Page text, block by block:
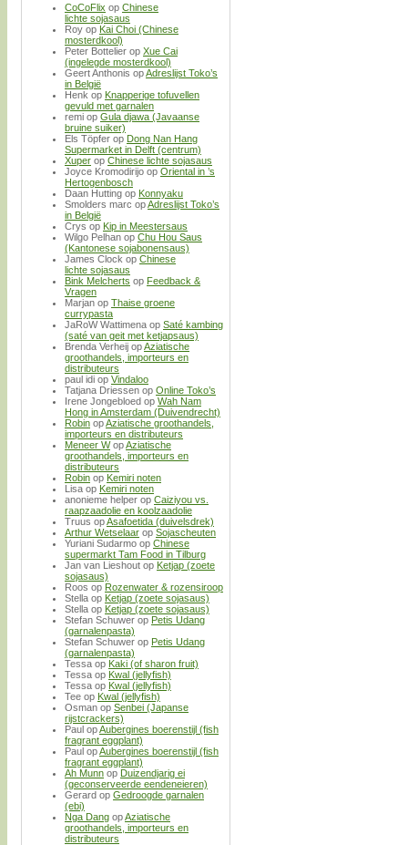
CoCoFlix op Chinese
lichte sojasaus
Roy op Kai Choi (Chinese
mosterdkool)
Peter Bottelier op Xue Cai
(ingelegde mosterdkool)
Geert Anthonis opAdreslijst Toko’s
in België
Henk op Knapperige tofuvellen
gevuld met garnalen
remi op Gula djawa (Javaanse
bruine suiker)
Els Töpfer op Dong Nan Hang
Supermarket in Delft (centrum)
Xuper op Chinese lichte sojasaus
Joyce Kromodirijo op Oriental in ’s
Hertogenbosch
Daan Hutting op Konnyaku
Smolders marc opAdreslijst Toko’s
in België
Crys op Kip in Meestersaus
Wilgo Pelhan op Chu Hou Saus
(Kantonese sojabonensaus)
James Clock op Chinese
lichte sojasaus
Bink Melcherts op Feedback &
Vragen
Marjan op Thaise groene
currypasta
JaRoW Wattimena op Saté kambing
(saté van geit met ketjapsaus)
Brenda Verheij opAziatische
groothandels, importeurs en
distributeurs
paul idi op Vindaloo
Tatjana Driessen op Online Toko’s
Irene Jongebloed op Wah Nam
Hong in Amsterdam (Duivendrecht)
Robin opAziatische groothandels,
importeurs en distributeurs
Meneer WopAziatische
groothandels, importeurs en
distributeurs
Robin op Kemiri noten
Lisa op Kemiri noten
anonieme helper op Caiziyou vs.
raapzaadolie en koolzaadolie
Truus opAsafoetida (duivelsdrek)
Arthur Wetselaar op Sojascheuten
Yuriani Sudarmo op Chinese
supermarkt Tam Food in Tilburg
Jan van Lieshout op Ketjap (zoete
sojasaus)
Roos op Rozenwater & rozensiroop
Stella op Ketjap (zoete sojasaus)
Stella op Ketjap (zoete sojasaus)
Stefan Schuwer op Petis Udang
(garnalenpasta)
Stefan Schuwer op Petis Udang
(garnalenpasta)
Tessa op Kaki (of sharon fruit)
Tessa op Kwal (jellyfish)
Tessa op Kwal (jellyfish)
Tee op Kwal (jellyfish)
Osman op Senbei (Japanse
rijstcrackers)
Paul opAubergines boerenstijl (fish
fragrant eggplant)
Paul opAubergines boerenstijl (fish
fragrant eggplant)
Ah Munn op Duizendjarig ei
(geconserveerde eendeneieren)
Gerard op Gedroogde garnalen
(ebi)
Nga Dang opAziatische
groothandels, importeurs en
distributeurs